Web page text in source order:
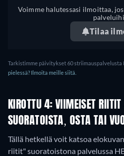
Voimme halutessasi ilmoittaa,
Tilaa
Tarkistimme päivitykset 60 striimauspalvelusta
pielessä? Ilmoita meille siitä.
KIROTTU 4: VIIMEISET
SUORATOISTA, OSTA TAI
Tällä hetkellä voit katsoa
riitit" suoratoistona palvelussa